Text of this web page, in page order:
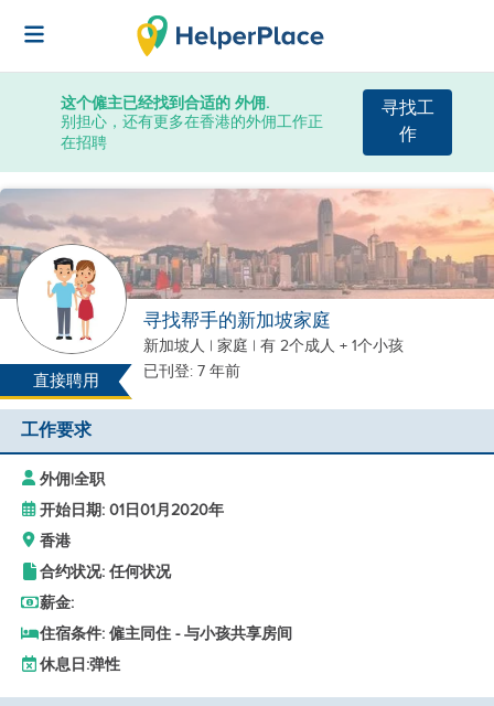
这个僱主已经找到合适的 外佣.
别担心，还有更多在香港的外佣工作正
在招聘
寻找工
作
直接聘用
寻找帮手的新加坡家庭
新加坡人 | 家庭 | 有 2个成人 + 1个小孩
已刊登: 7 年前
工作要求
外佣|全职
开始日期: 01日01月2020年
香港
合约状况: 任何状况
薪金:
住宿条件: 僱主同住 - 与小孩共享房间
休息日:弹性